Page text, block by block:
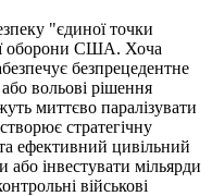
"єдиної точки
оборони США. Хоча
безпрецедентне
вольові рішення
миттєво паралізувати
стратегічну
ефективний цивільний
або інвестувати мільярди
військові